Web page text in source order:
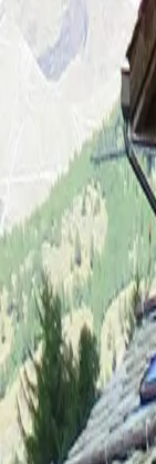
Log in Sign up
Chalet